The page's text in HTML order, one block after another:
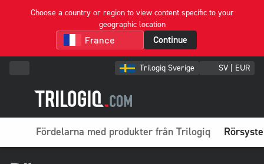
Choose a country or region to view content specific to your
geographic location
Continue
Trilogiq Sverige SV | EUR
Fördelarna med produkter från Trilogiq